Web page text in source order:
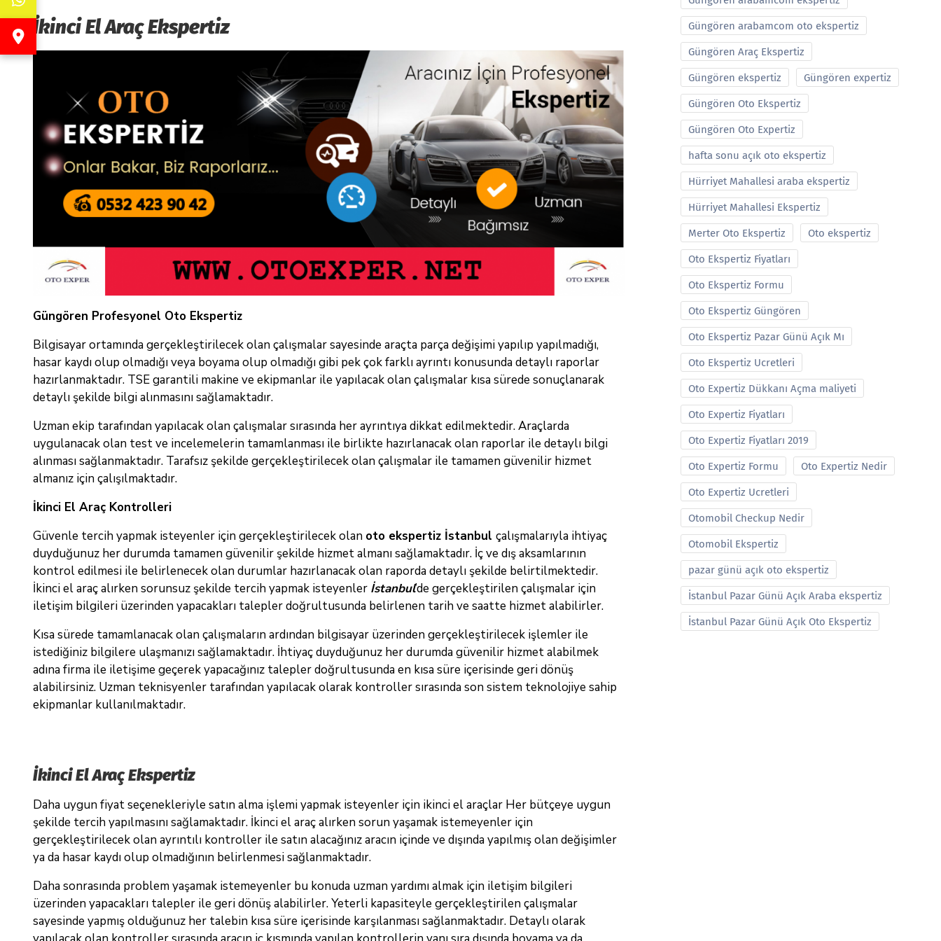
İkinci El Araç Ekspertiz
Güngören Profesyonel Oto Ekspertiz
Bilgisayar ortamında gerçekleştirilecek olan çalışmalar sayesinde araçta parça değişimi yapılıp yapılmadığı,
hasar kaydı olup olmadığı veya boyama olup olmadığı gibi pek çok farklı ayrıntı konusunda detaylı raporlar
hazırlanmaktadır. TSE garantili makine ve ekipmanlar ile yapılacak olan çalışmalar kısa sürede sonuçlanarak
detaylı şekilde bilgi alınmasını sağlamaktadır.
Uzman ekip tarafından yapılacak olan çalışmalar sırasında her ayrıntıya dikkat edilmektedir. Araçlarda
uygulanacak olan test ve incelemelerin tamamlanması ile birlikte hazırlanacak olan raporlar ile detaylı bilgi
alınması sağlanmaktadır. Tarafsız şekilde gerçekleştirilecek olan çalışmalar ile tamamen güvenilir hizmet
almanız için çalışılmaktadır.
İkinci El Araç Kontrolleri
Güvenle tercih yapmak isteyenler için gerçekleştirilecek olan oto ekspertiz İstanbul çalışmalarıyla ihtiyaç
duyduğunuz her durumda tamamen güvenilir şekilde hizmet almanı sağlamaktadır. İç ve dış aksamlarının
kontrol edilmesi ile belirlenecek olan durumlar hazırlanacak olan raporda detaylı şekilde belirtilmektedir.
İkinci el araç alırken sorunsuz şekilde tercih yapmak isteyenler İstanbul’de gerçekleştirilen çalışmalar için
iletişim bilgileri üzerinden yapacakları talepler doğrultusunda belirlenen tarih ve saatte hizmet alabilirler.
Kısa sürede tamamlanacak olan çalışmaların ardından bilgisayar üzerinden gerçekleştirilecek işlemler ile
istediğiniz bilgilere ulaşmanızı sağlamaktadır. İhtiyaç duyduğunuz her durumda güvenilir hizmet alabilmek
adına firma ile iletişime geçerek yapacağınız talepler doğrultusunda en kısa süre içerisinde geri dönüş
alabilirsiniz. Uzman teknisyenler tarafından yapılacak olarak kontroller sırasında son sistem teknolojiye sahip
ekipmanlar kullanılmaktadır.
İkinci El Araç Ekspertiz
Daha uygun fiyat seçenekleriyle satın alma işlemi yapmak isteyenler için ikinci el araçlar Her bütçeye uygun
şekilde tercih yapılmasını sağlamaktadır. İkinci el araç alırken sorun yaşamak istemeyenler için
gerçekleştirilecek olan ayrıntılı kontroller ile satın alacağınız aracın içinde ve dışında yapılmış olan değişimler
ya da hasar kaydı olup olmadığının belirlenmesi sağlanmaktadır.
Daha sonrasında problem yaşamak istemeyenler bu konuda uzman yardımı almak için iletişim bilgileri
üzerinden yapacakları talepler ile geri dönüş alabilirler. Yeterli kapasiteyle gerçekleştirilen çalışmalar
sayesinde yapmış olduğunuz her talebin kısa süre içerisinde karşılanması sağlanmaktadır. Detaylı olarak
Güngören arabamcom oto ekspertiz
Güngören Araç Ekspertiz
Güngören ekspertiz Güngören expertiz
Güngören Oto Ekspertiz
Güngören Oto Expertiz
hafta sonu açık oto ekspertiz
Hürriyet Mahallesi araba ekspertiz
Hürriyet Mahallesi Ekspertiz
Merter Oto Ekspertiz Oto ekspertiz
Oto Ekspertiz Fiyatları
Oto Ekspertiz Formu
Oto Ekspertiz Güngören
Oto Ekspertiz Pazar Günü Açık Mı
Oto Ekspertiz Ucretleri
Oto Expertiz Dükkanı Açma maliyeti
Oto Expertiz Fiyatları
Oto Expertiz Fiyatları 2019
Oto Expertiz Formu Oto Expertiz Nedir
Oto Expertiz Ucretleri
Otomobil Checkup Nedir
Otomobil Ekspertiz
pazar günü açık oto ekspertiz
İstanbul Pazar Günü Açık Araba ekspertiz
İstanbul Pazar Günü Açık Oto Ekspertiz